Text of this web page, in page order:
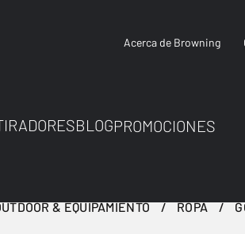
Acerca de Browning
BLOGPROMOCIONES
& EQUIPAMIENTO ROPA